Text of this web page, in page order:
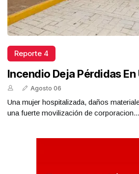
Reporte 4
Incendio Deja Pérdidas
Agosto 06
Una mujer hospitalizada, daños
una fuerte movilización de corporacion...